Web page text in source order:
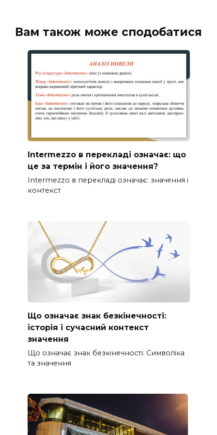
Вам також може сподобатися
Intermezzo в перекладі означає: що
це за термін і його значення?
Intermezzo в перекладі означає: значення і
контекст
Що означає знак безкінечності:
історія і сучасний контекст
значення
Що означає знак безкінечності: Символіка
та значення